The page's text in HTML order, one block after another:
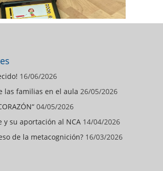
16/06/2026
las familias en el aula 26/05/2026
04/05/2026
y su aportación al NCA 14/04/2026
de la metacognición? 16/03/2026